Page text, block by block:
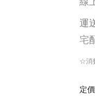
運
宅
☆消
定